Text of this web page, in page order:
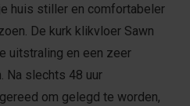
huis stiller en comfortabeler
De kurk klikvloer Sawn
uitstraling en een zeer
Na slechts 48 uur
om gelegd te worden,